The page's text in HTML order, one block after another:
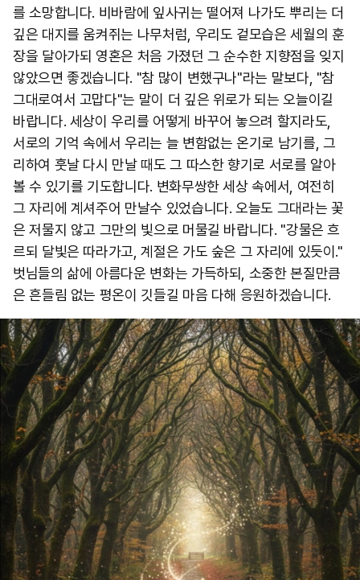
를 소망합니다. 비바람에 잎사귀는 떨어져 나가도 뿌리는 더
깊은 대지를 움켜쥐는 나무처럼, 우리도 겉모습은 세월의 훈
장을 달아가되 영혼은 처음 가졌던 그 순수한 지향점을 잊지
않았으면 좋겠습니다. "참 많이 변했구나"라는 말보다, "참
그대로여서 고맙다"는 말이 더 깊은 위로가 되는 오늘이길
바랍니다. 세상이 우리를 어떻게 바꾸어 놓으려 할지라도,
서로의 기억 속에서 우리는 늘 변함없는 온기로 남기를, 그
리하여 훗날 다시 만날 때도 그 따스한 향기로 서로를 알아
볼 수 있기를 기도합니다. 변화무쌍한 세상 속에서, 여전히
그 자리에 계셔주어 만날수 있었습니다. 오늘도 그대라는 꽃
은 저물지 않고 그만의 빛으로 머물길 바랍니다. "강물은 흐
르되 달빛은 따라가고, 계절은 가도 숲은 그 자리에 있듯이."
벗님들의 삶에 아름다운 변화는 가득하되, 소중한 본질만큼
은 흔들림 없는 평온이 깃들길 마음 다해 응원하겠습니다.